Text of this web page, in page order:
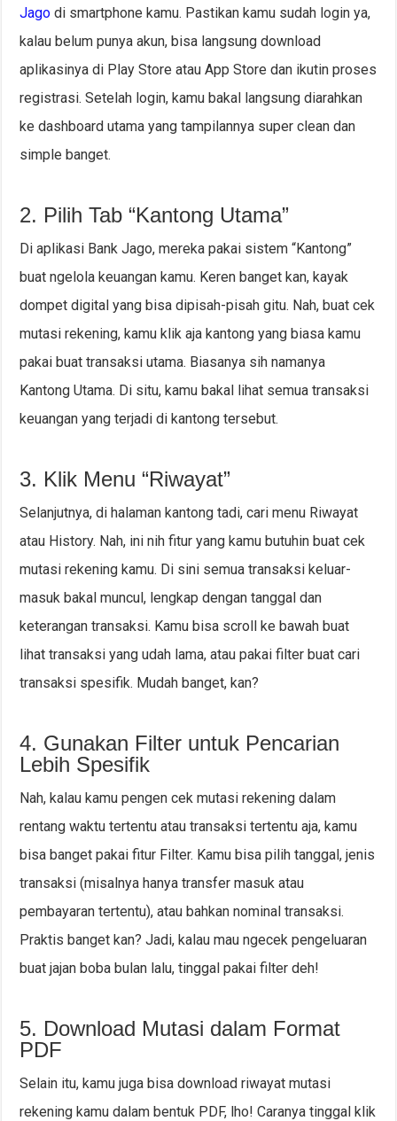
Jago di smartphone kamu. Pastikan kamu sudah login ya,
kalau belum punya akun, bisa langsung download
aplikasinya di Play Store atau App Store dan ikutin proses
registrasi. Setelah login, kamu bakal langsung diarahkan
ke dashboard utama yang tampilannya super clean dan
simple banget.
2. Pilih Tab “Kantong Utama”
Di aplikasi Bank Jago, mereka pakai sistem “Kantong”
buat ngelola keuangan kamu. Keren banget kan, kayak
dompet digital yang bisa dipisah-pisah gitu. Nah, buat cek
mutasi rekening, kamu klik aja kantong yang biasa kamu
pakai buat transaksi utama. Biasanya sih namanya
Kantong Utama. Di situ, kamu bakal lihat semua transaksi
keuangan yang terjadi di kantong tersebut.
3. Klik Menu “Riwayat”
Selanjutnya, di halaman kantong tadi, cari menu Riwayat
atau History. Nah, ini nih fitur yang kamu butuhin buat cek
mutasi rekening kamu. Di sini semua transaksi keluar-
masuk bakal muncul, lengkap dengan tanggal dan
keterangan transaksi. Kamu bisa scroll ke bawah buat
lihat transaksi yang udah lama, atau pakai filter buat cari
transaksi spesifik. Mudah banget, kan?
4. Gunakan Filter untuk Pencarian
Lebih Spesifik
Nah, kalau kamu pengen cek mutasi rekening dalam
rentang waktu tertentu atau transaksi tertentu aja, kamu
bisa banget pakai fitur Filter. Kamu bisa pilih tanggal, jenis
transaksi (misalnya hanya transfer masuk atau
pembayaran tertentu), atau bahkan nominal transaksi.
Praktis banget kan? Jadi, kalau mau ngecek pengeluaran
buat jajan boba bulan lalu, tinggal pakai filter deh!
5. Download Mutasi dalam Format
PDF
Selain itu, kamu juga bisa download riwayat mutasi
rekening kamu dalam bentuk PDF, lho! Caranya tinggal klik